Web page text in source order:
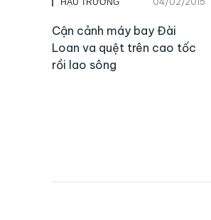
Cận cảnh máy bay Đài
Loan va quệt trên cao tốc
rồi lao sông